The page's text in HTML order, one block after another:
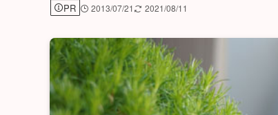
PR 2013/07/21 2021/08/11